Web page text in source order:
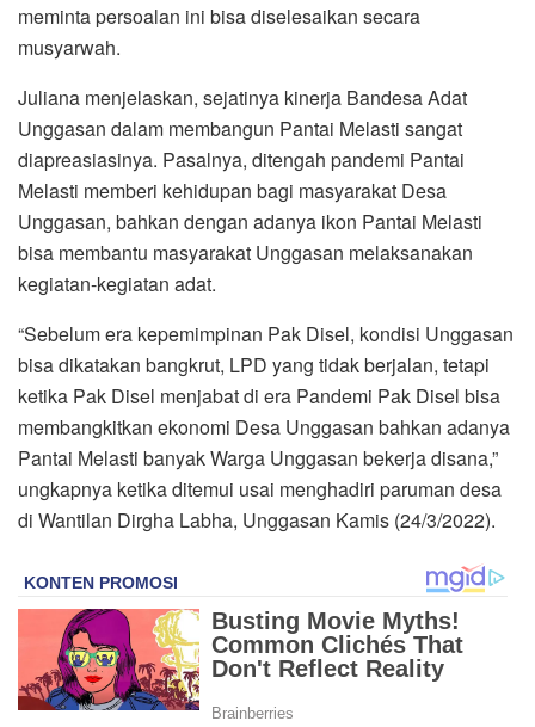
meminta persoalan ini bisa diselesaikan secara
musyarwah.
Juliana menjelaskan, sejatinya kinerja Bandesa Adat
Unggasan dalam membangun Pantai Melasti sangat
diapreasiasinya. Pasalnya, ditengah pandemi Pantai
Melasti memberi kehidupan bagi masyarakat Desa
Unggasan, bahkan dengan adanya ikon Pantai Melasti
bisa membantu masyarakat Unggasan melaksanakan
kegiatan-kegiatan adat.
“Sebelum era kepemimpinan Pak Disel, kondisi Unggasan
bisa dikatakan bangkrut, LPD yang tidak berjalan, tetapi
ketika Pak Disel menjabat di era Pandemi Pak Disel bisa
membangkitkan ekonomi Desa Unggasan bahkan adanya
Pantai Melasti banyak Warga Unggasan bekerja disana,”
ungkapnya ketika ditemui usai menghadiri paruman desa
di Wantilan Dirgha Labha, Unggasan Kamis (24/3/2022).